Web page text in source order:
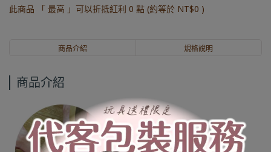
此商品 「 最高 」可以折抵紅利 0 點 (約等於 NT$0 )
商品介紹 規格說明
商品介紹